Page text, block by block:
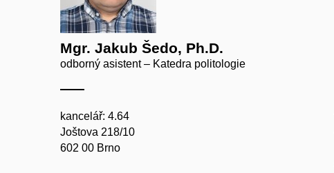
Mgr. Jakub Šedo, Ph.D.
odborný asistent – Katedra politologie
kancelář: 4.64
Joštova 218/10
602 00 Brno